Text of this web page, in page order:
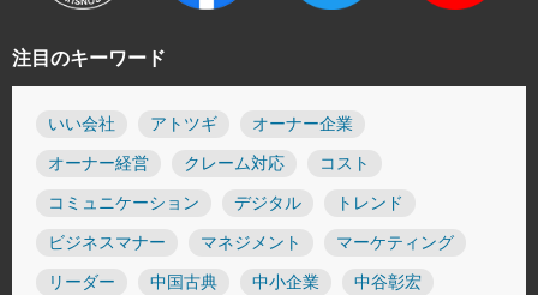
注目のキーワード
いい会社 アトツギ オーナー企業
オーナー経営 クレーム対応 コスト
コミュニケーション デジタル トレンド
ビジネスマナー マネジメント マーケティング
リーダー 中国古典 中小企業 中谷彰宏